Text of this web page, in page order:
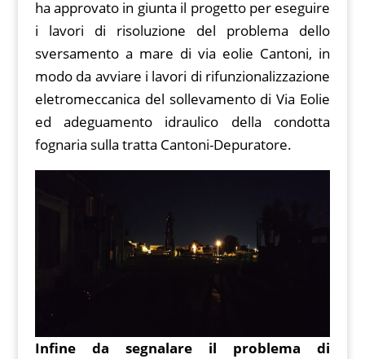
ha approvato in giunta il progetto per eseguire
i lavori di risoluzione del problema dello
sversamento a mare di via eolie Cantoni, in
modo da avviare i lavori di rifunzionalizzazione
eletromeccanica del sollevamento di Via Eolie
ed adeguamento idraulico della condotta
fognaria sulla tratta Cantoni-Depuratore.
Infine da segnalare il problema di